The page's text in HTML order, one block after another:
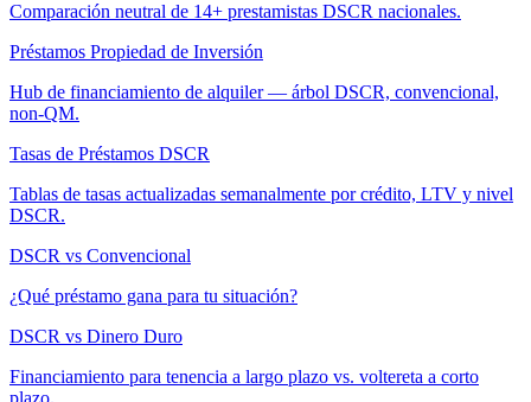
Comparación neutral de 14+ prestamistas DSCR nacionales.
Préstamos Propiedad de Inversión
Hub de financiamiento de alquiler — árbol DSCR, convencional,
non-QM.
Tasas de Préstamos DSCR
Tablas de tasas actualizadas semanalmente por crédito, LTV y nivel
DSCR.
DSCR vs Convencional
¿Qué préstamo gana para tu situación?
DSCR vs Dinero Duro
Financiamiento para tenencia a largo plazo vs. voltereta a corto
plazo.